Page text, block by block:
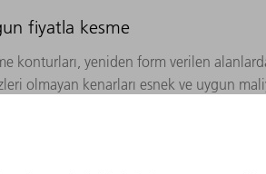
fiyatla kesme
konturları, yeniden form verilen
olmayan kenarları esnek ve uygun